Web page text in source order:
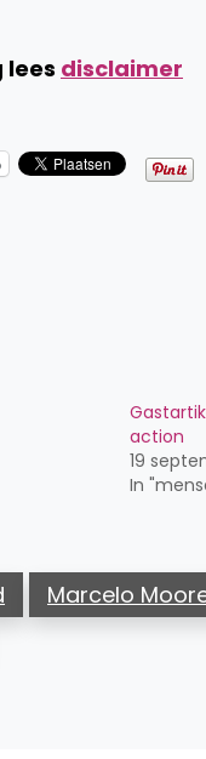
disclaimer
action
19
In
Marcelo